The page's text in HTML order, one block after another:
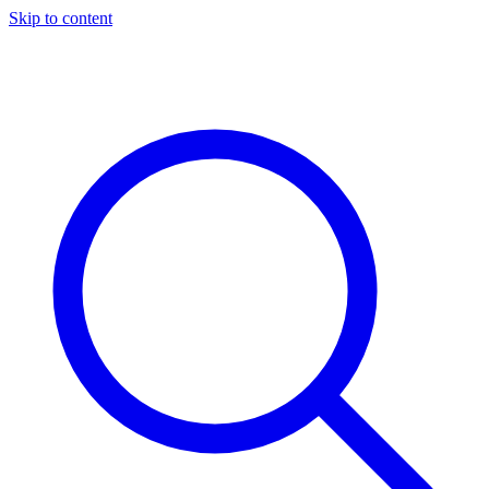
Skip to content